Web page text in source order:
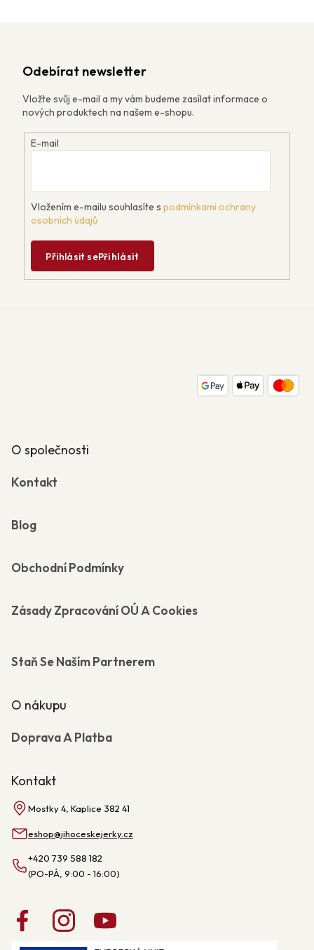
Odebírat newsletter
Vložte svůj e-mail a my vám budeme zasílat informace o
nových produktech na našem e-shopu.
E-mail
Vložením e-mailu souhlasíte s podmínkami ochrany
osobních údajů
Přihlásit sePřihlásit
Z
O společnosti
Kontakt
Blog
Obchodní Podmínky
Zásady Zpracování OÚ A Cookies
Staň Se Naším Partnerem
O nákupu
Doprava A Platba
Kontakt
Mostky 4, Kaplice 382 41
eshop@jihoceskejerky.cz
+420 739 588 182